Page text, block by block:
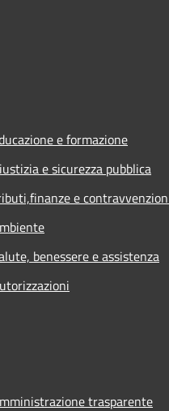
e formazione
e sicurezza pubblica
e
benessere e assistenza
trasparente